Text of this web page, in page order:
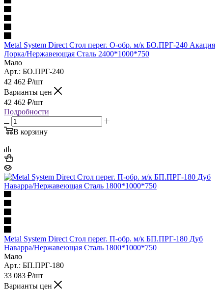
Metal System Direct Стол перег. О-обр. м/к БО.ПРГ-240 Акация
Лорка/Нержавеющая Сталь 2400*1000*750
Мало
Арт.: БО.ПРГ-240
42 462 ₽/шт
Варианты цен
42 462 ₽/шт
Подробности
В корзину
Metal System Direct Стол перег. П-обр. м/к БП.ПРГ-180 Дуб
Наварра/Нержавеющая Сталь 1800*1000*750
Мало
Арт.: БП.ПРГ-180
33 083 ₽/шт
Варианты цен